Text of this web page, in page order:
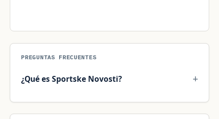
PREGUNTAS FRECUENTES
¿Qué es Sportske Novosti?